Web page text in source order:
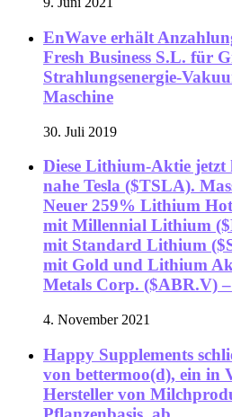
EnWave erhält
Fresh Business S.L. für
Strahlungsenergie-
Maschine
30. Juli 2019
Diese Lithium-Aktie jetzt
nahe Tesla ($TSLA).
Neuer 259% Lithium
mit Millennial Lithium
mit Standard Lithium
mit Gold und Lithium
Metals Corp. ($ABR.V)
4. November 2021
Happy Supplements
von bettermoo(d), ein in
Hersteller von